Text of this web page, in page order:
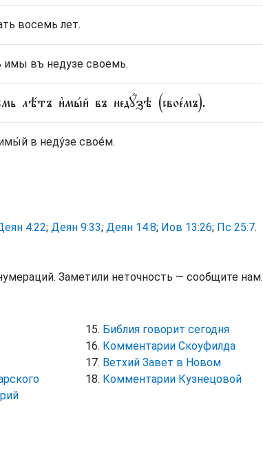
восемь лет.
имы въ недузе своемь.
лѣ́тъ и҆мы́й въ недꙋ́зѣ (свое́мъ).
в неду́зе свое́м.
4:22; Деян 9:33; Деян 14:8; Иов 13:26; Пс 25:7.
Заметили неточность — сообщите нам.
Библия говорит сегодня
Комментарии Скоуфилда
Ветхий Завет в Новом
Комментарии Кузнецовой